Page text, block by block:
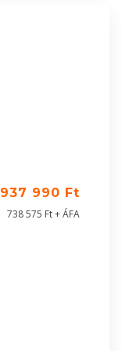
937 990 Ft
738 575 Ft + ÁFA